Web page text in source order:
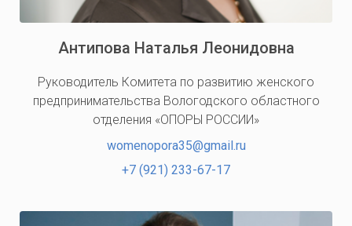
Антипова Наталья Леонидовна
Руководитель Комитета по развитию женского
предпринимательства Вологодского областного
отделения «ОПОРЫ РОССИИ»
womenopora35@gmail.ru
+7 (921) 233-67-17